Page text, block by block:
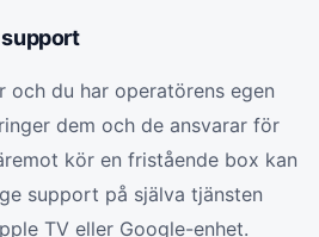
och du har operatörens egen
dem och de ansvarar för
kör en fristående box kan
support på själva tjänsten
TV eller Google-enhet.